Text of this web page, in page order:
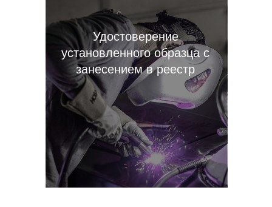
Удостоверение
установленного образца с
занесением в реестр